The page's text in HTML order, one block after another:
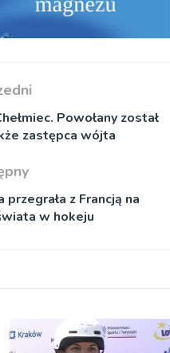
Powołany został
zastępca wójta
z Francją na
w hokeju